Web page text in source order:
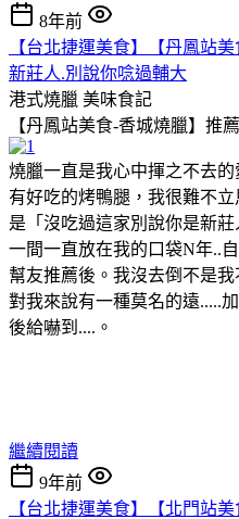
8年前
【台北捷運美食】【丹鳳站
新莊人.別說你唸過輔大
港式燒臘 美味食記
【丹鳳站美食-香城燒臘】
燒臘一直是我心中揮之不去
有好吃的烤鴨腿，我很難不
是「沒吃過這家別說你是新
一間一直放在我的口袋N年..
幫友推薦後。我沒去倒不是我
對我來說有一種莫名的遠.....
後給嚇到....。
繼續閱讀
9年前
【台北捷運美食】【北門站